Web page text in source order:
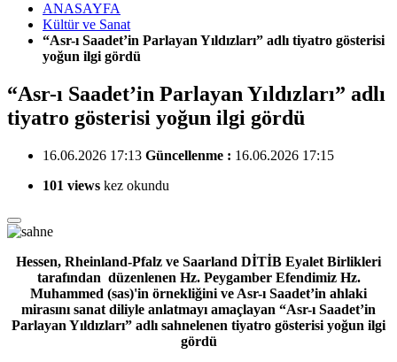
ANASAYFA
Kültür ve Sanat
“Asr-ı Saadet’in Parlayan Yıldızları” adlı tiyatro gösterisi
yoğun ilgi gördü
“Asr-ı Saadet’in Parlayan Yıldızları” adlı
tiyatro gösterisi yoğun ilgi gördü
16.06.2026 17:13 Güncellenme : 16.06.2026 17:15
101 views kez okundu
Hessen, Rheinland-Pfalz ve Saarland DİTİB Eyalet Birlikleri
tarafından düzenlenen Hz. Peygamber Efendimiz Hz.
Muhammed (sas)'in örnekliğini ve Asr-ı Saadet’in ahlaki
mirasını sanat diliyle anlatmayı amaçlayan “Asr-ı Saadet’in
Parlayan Yıldızları” adlı sahnelenen tiyatro gösterisi yoğun ilgi
gördü